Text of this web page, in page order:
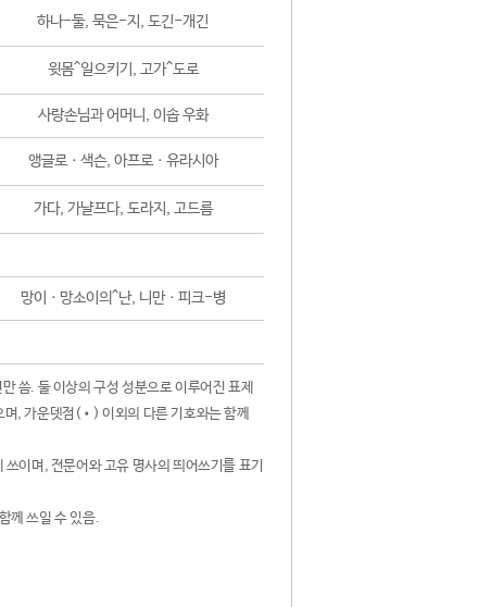
하나-둘, 묵은-지, 도긴-개긴
윗몸^일으키기, 고가^도로
사랑손님과 어머니, 이솝 우화
앵글로ㆍ색슨, 아프로ㆍ유라시아
가다, 가냘프다, 도라지, 고드름
망이ㆍ망소이의^난, 니만ㆍ피크-병
씀. 둘 이상의 구성 성분으로 이루어진 표제
, 가운뎃점(•) 이외의 다른 기호와는 함께
이며, 전문어와 고유 명사의 띄어쓰기를 표기
께 쓰일 수 있음.